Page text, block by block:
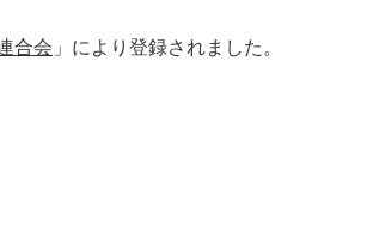
合会 」により登録されました。